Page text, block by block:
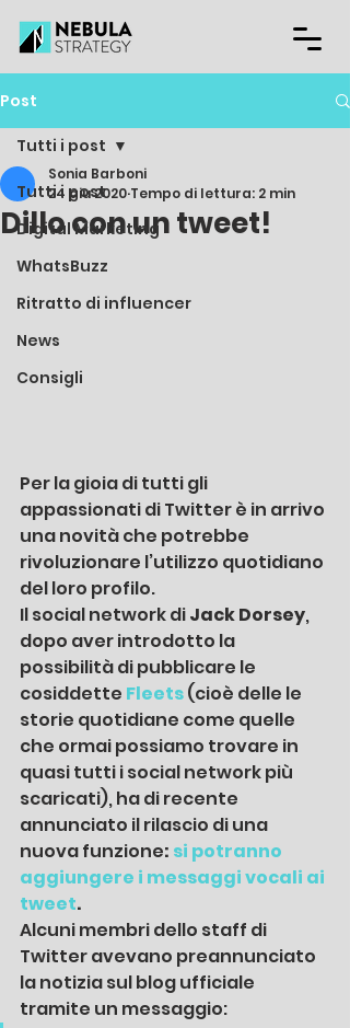
Post
Tutti i post
Digital Marketing
WhatsBuzz
Ritratto di influencer
News
Consigli
Tutti i post
Dillo con un tweet!
Sonia Barboni
24 giu 2020 Tempo di lettura: 2 min
Per la gioia di tutti gli
appassionati di Twitter è in arrivo
una novità che potrebbe
rivoluzionare l’utilizzo quotidiano
del loro profilo.
Il social network di Jack Dorsey,
dopo aver introdotto la
possibilità di pubblicare le
cosiddette Fleets (cioè delle le
storie quotidiane come quelle
che ormai possiamo trovare in
quasi tutti i social network più
scaricati), ha di recente
annunciato il rilascio di una
nuova funzione: si potranno
aggiungere i messaggi vocali ai
tweet.
Alcuni membri dello staff di
Twitter avevano preannunciato
la notizia sul blog ufficiale
tramite un messaggio: